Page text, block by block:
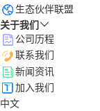
生态伙伴联盟
关于我们
公司历程
联系我们
新闻资讯
加入我们
中文